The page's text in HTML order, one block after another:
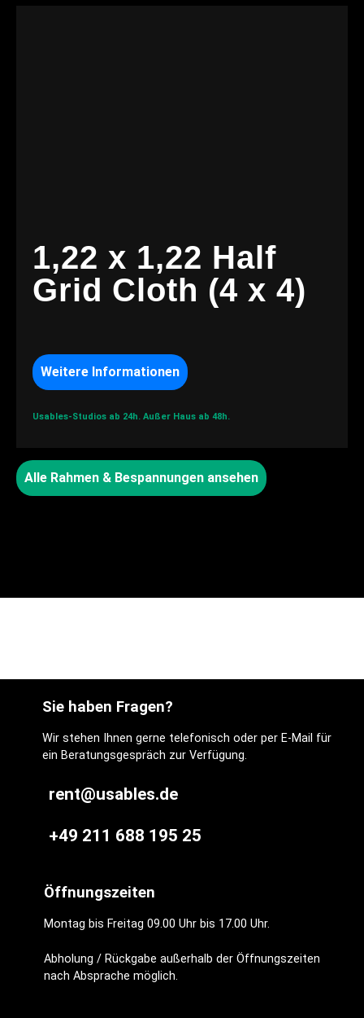
1,22 x 1,22 Half
Grid Cloth (4 x 4)
Weitere Informationen
Usables-Studios ab 24h. Außer Haus ab 48h.
Alle Rahmen & Bespannungen ansehen
Sie haben Fragen?
Wir stehen Ihnen gerne telefonisch oder per E-Mail für
ein Beratungsgespräch zur Verfügung.
rent@usables.de
+49 211 688 195 25
Öffnungszeiten
Montag bis Freitag 09.00 Uhr bis 17.00 Uhr.
Abholung / Rückgabe außerhalb der Öffnungszeiten
nach Absprache möglich.